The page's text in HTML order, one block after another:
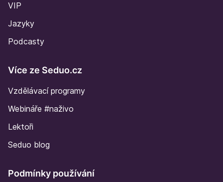
VIP
Jazyky
Podcasty
Více ze Seduo.cz
Vzdělávací programy
Webináře #naživo
Lektoři
Seduo blog
Podmínky používání